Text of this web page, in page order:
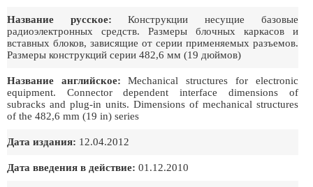
Название русское: Конструкции несущие базовые
радиоэлектронных средств. Размеры блочных каркасов и
вставных блоков, зависящие от серии применяемых разъемов.
Размеры конструкций серии 482,6 мм (19 дюймов)
Название английское: Mechanical structures for electronic
equipment. Connector dependent interface dimensions of
subracks and plug-in units. Dimensions of mechanical structures
of the 482,6 mm (19 in) series
Дата издания: 12.04.2012
Дата введения в действие: 01.12.2010